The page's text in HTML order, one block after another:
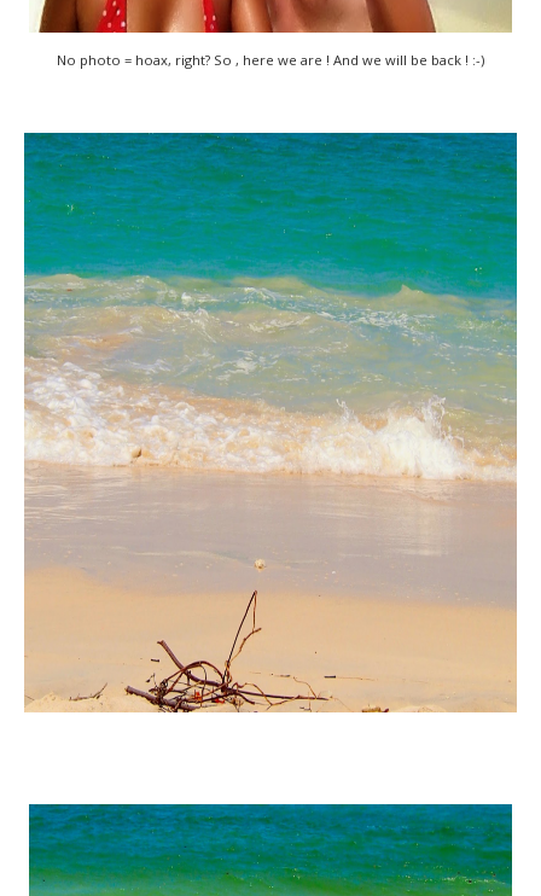
No photo = hoax, right? So , here we are ! And we will be back ! :-)